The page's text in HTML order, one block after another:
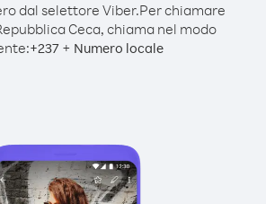
dal selettore Viber.Per chiamare
Ceca, chiama nel modo
+237 + Numero locale